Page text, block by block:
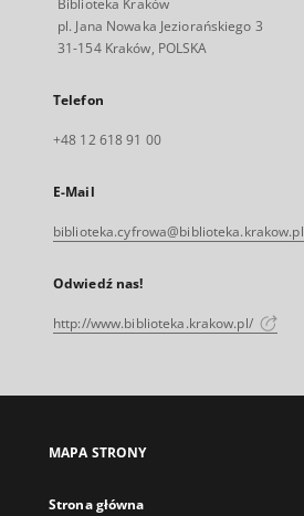
Biblioteka Kraków
pl. Jana Nowaka Jeziorańskiego 3
31-154 Kraków, POLSKA
Telefon
+48 12 618 91 00
E-Mail
biblioteka.cyfrowa@biblioteka.krakow.pl
Odwiedź nas!
http://www.biblioteka.krakow.pl/
MAPA STRONY
Strona główna